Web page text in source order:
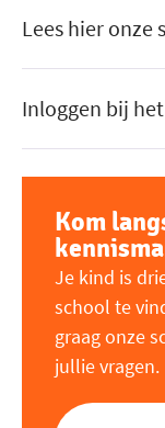
Lees hier onze
Inloggen bij
Kom
Je kind is
school te
graag onze
jullie vragen.